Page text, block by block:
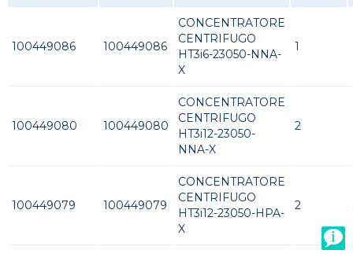
100449086 100449086
CONCENTRATORE
CENTRIFUGO
HT3i6-23050-NNA-
X
1
100449080 100449080
CONCENTRATORE
CENTRIFUGO
HT3i12-23050-
NNA-X
2
100449079 100449079
CONCENTRATORE
CENTRIFUGO
HT3i12-23050-HPA-
X
2